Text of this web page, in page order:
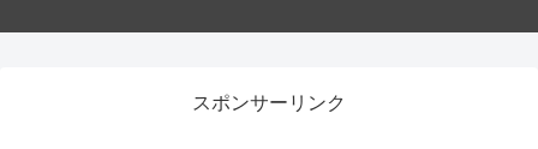
スポンサーリンク